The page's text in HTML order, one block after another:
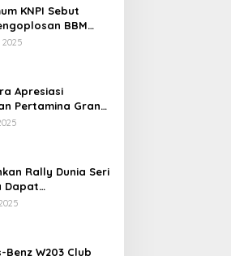
KNPI Sebut
BBM
Apresiasi
Pertamina Grand
2024
Rally Dunia Seri
Dapat
2026
Benz W203 Club